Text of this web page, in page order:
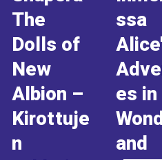
The
Dolls of
New
Albion –
Kirottuje
n
ssa
es in
and